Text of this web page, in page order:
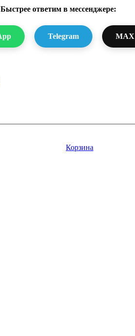
Быстрее ответим в мессенджере:
Telegram MAX
Корзина